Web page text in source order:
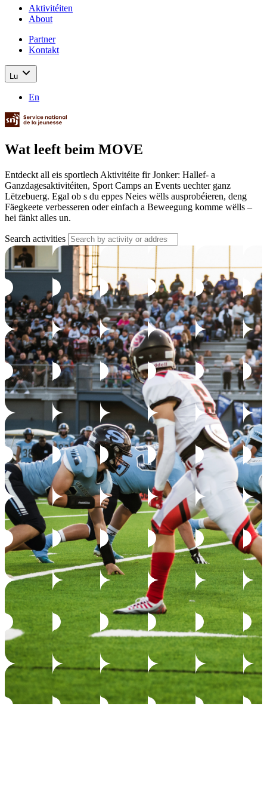
Aktivitéiten
About
Partner
Kontakt
Lu
En
Wat leeft beim MOVE
Entdeckt all eis sportlech Aktivitéite fir Jonker: Hallef- a
Ganzdagesaktivitéiten, Sport Camps an Events uechter ganz
Lëtzebuerg. Egal ob s du eppes Neies wëlls ausprobéieren, deng
Fäegkeete verbesseren oder einfach a Beweegung komme wëlls –
hei fänkt alles un.
Search activities